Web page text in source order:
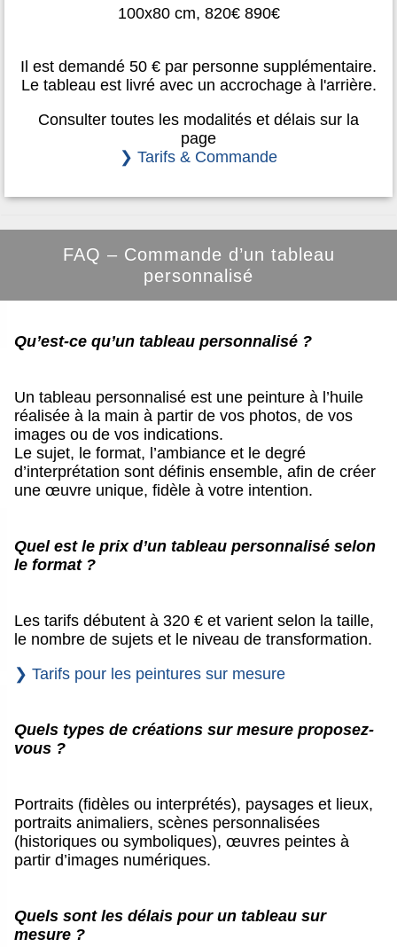
100x80 cm, 820€ 890€
Il est demandé 50 € par personne supplémentaire.
Le tableau est livré avec un accrochage à l'arrière.
Consulter toutes les modalités et délais sur la
page
❯ Tarifs & Commande
FAQ – Commande d’un tableau
personnalisé
Qu’est-ce qu’un tableau personnalisé ?
Un tableau personnalisé est une peinture à l’huile
réalisée à la main à partir de vos photos, de vos
images ou de vos indications.
Le sujet, le format, l’ambiance et le degré
d’interprétation sont définis ensemble, afin de créer
une œuvre unique, fidèle à votre intention.
Quel est le prix d’un tableau personnalisé selon
le format ?
Les tarifs débutent à 320 € et varient selon la taille,
le nombre de sujets et le niveau de transformation.
❯ Tarifs pour les peintures sur mesure
Quels types de créations sur mesure proposez-
vous ?
Portraits (fidèles ou interprétés), paysages et lieux,
portraits animaliers, scènes personnalisées
(historiques ou symboliques), œuvres peintes à
partir d’images numériques.
Quels sont les délais pour un tableau sur
mesure ?